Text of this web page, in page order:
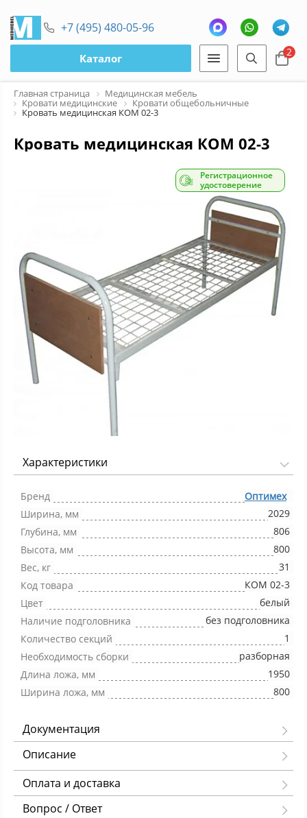
+7 (495) 480-05-96
Каталог 2
Главная страница Медицинская мебель
Кровати медицинские Кровати общебольничные
Кровать медицинская КОМ 02-3
Кровать медицинская КОМ 02-3
Регистрационное
удостоверение
Характеристики
Бренд
Оптимех
Ширина, мм
2029
Глубина, мм
806
Высота, мм
800
Вес, кг
31
Код товара
КОМ 02-3
Цвет
белый
Наличие подголовника
без подголовника
Количество секций
1
Необходимость сборки
разборная
Длина ложа, мм
1950
Ширина ложа, мм
800
Документация
Описание
Оплата и доставка
Вопрос / Ответ